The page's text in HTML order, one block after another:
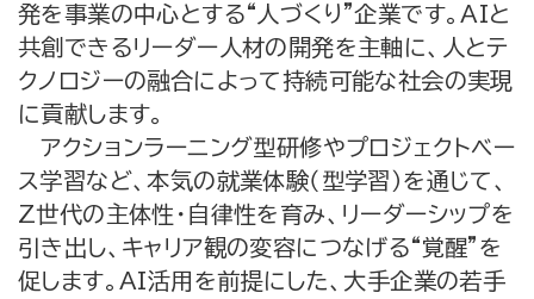
発を事業の中心とする“人づくり”企業です。AIと
共創できるリーダー人材の開発を主軸に、人とテ
クノロジーの融合によって持続可能な社会の実現
に貢献します。
アクションラーニング型研修やプロジェクトベー
ス学習など、本気の就業体験（型学習）を通じて、
Z世代の主体性・自律性を育み、リーダーシップを
引き出し、キャリア観の変容につなげる“覚醒”を
促します。AI活用を前提にした、大手企業の若手